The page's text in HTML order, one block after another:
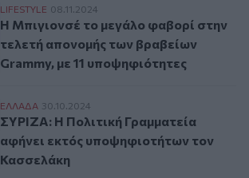
Η Μπιγιονσέ το μεγάλο φαβορί στην
LIFESTYLE 08.11.2024
Η Μπιγιονσέ το μεγάλο φαβορί στην
τελετή απονομής των βραβείων
Grammy, με 11 υποψηφιότητες
ΣΥΡΙΖΑ: Η Πολιτική Γραμματεία αφήνει
ΕΛΛAΔΑ 30.10.2024
ΣΥΡΙΖΑ: Η Πολιτική Γραμματεία
αφήνει εκτός υποψηφιοτήτων τον
Κασσελάκη